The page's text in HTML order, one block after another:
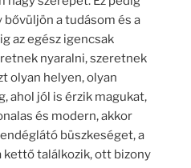
a tudásom és a
az egész igencsak
nyaralni, szeretnek
olyan helyen, olyan
ahol jól is érzik magukat,
és modern, akkor
büszkeséget, a
kettő találkozik, ott bizony